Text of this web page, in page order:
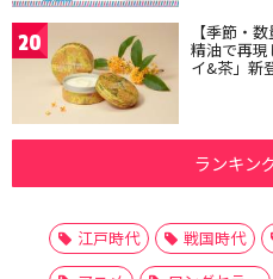
20 【季節・
精油で再
イ&茶」新
ランキン
江戸時代 戦国時代